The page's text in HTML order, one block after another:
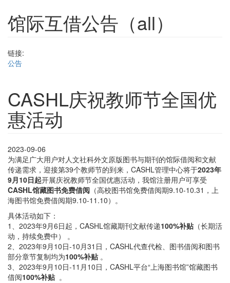
馆际互借公告（all）
链接:
公告
CASHL庆祝教师节全国优
惠活动
2023-09-06
为满足广大用户对人文社科外文原版图书与期刊的馆际借阅和文献
传递需求，迎接第39个教师节的到来，CASHL管理中心将于2023年
9月10日起开展庆祝教师节全国优惠活动，我馆注册用户可享受
CASHL馆藏图书免费借阅 （高校图书馆免费借阅期9.10-10.31，上
海图书馆免费借阅期9.10-11.10）。
具体活动如下：
1、2023年9月6日起，CASHL馆藏期刊文献传递100%补贴（长期活
动，持续免费中） 。
2、2023年9月10日-10月31日，CASHL代查代检、图书借阅和图书
部分章节复制均为100%补贴。
3、2023年9月10日-11月10日，CASHL平台“上海图书馆”馆藏图书
借阅100%补贴。